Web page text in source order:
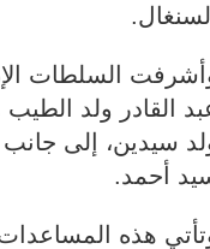
السنغال.
السلطات
القادر ولد
سيدين، إلى
أحمد.
هذه